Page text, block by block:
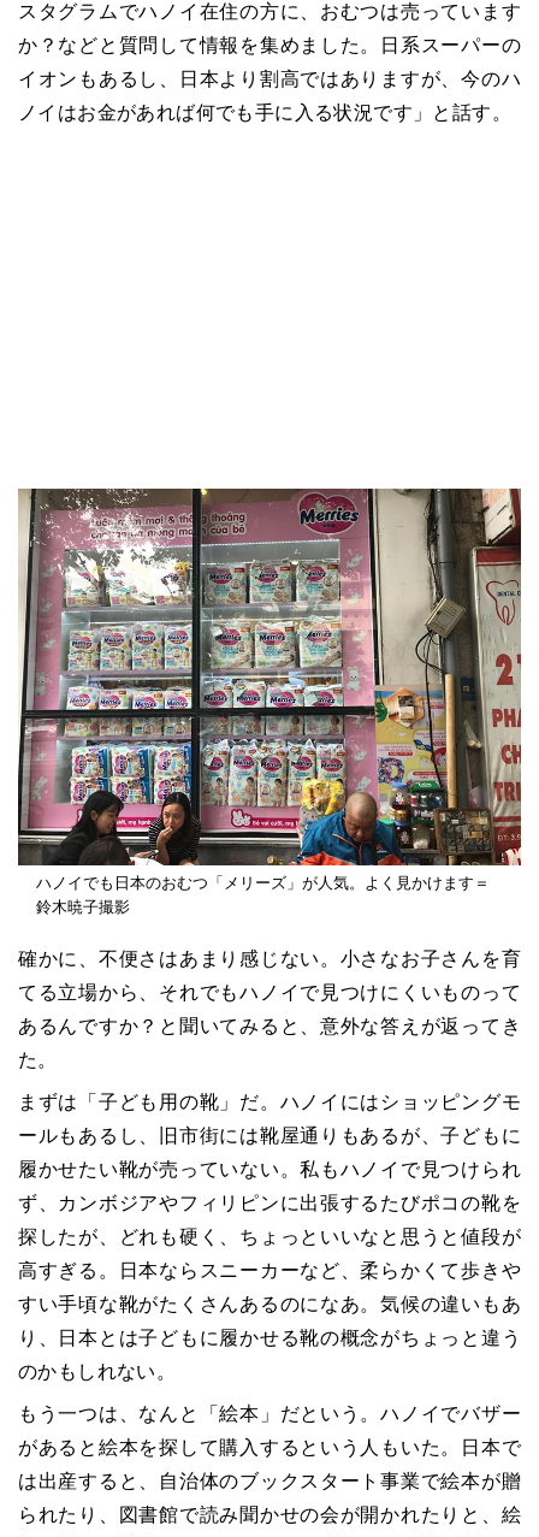
スタグラムでハノイ在住の方に、おむつは売っています
か？などと質問して情報を集めました。日系スーパーの
イオンもあるし、日本より割高ではありますが、今のハ
ノイはお金があれば何でも手に入る状況です」と話す。
ハノイでも日本のおむつ「メリーズ」が人気。よく見かけます＝
鈴木暁子撮影
確かに、不便さはあまり感じない。小さなお子さんを育
てる立場から、それでもハノイで見つけにくいものって
あるんですか？と聞いてみると、意外な答えが返ってき
た。
まずは「子ども用の靴」だ。ハノイにはショッピングモ
ールもあるし、旧市街には靴屋通りもあるが、子どもに
履かせたい靴が売っていない。私もハノイで見つけられ
ず、カンボジアやフィリピンに出張するたびポコの靴を
探したが、どれも硬く、ちょっといいなと思うと値段が
高すぎる。日本ならスニーカーなど、柔らかくて歩きや
すい手頃な靴がたくさんあるのになあ。気候の違いもあ
り、日本とは子どもに履かせる靴の概念がちょっと違う
のかもしれない。
もう一つは、なんと「絵本」だという。ハノイでバザー
があると絵本を探して購入するという人もいた。日本で
は出産すると、自治体のブックスタート事業で絵本が贈
られたり、図書館で読み聞かせの会が開かれたりと、絵